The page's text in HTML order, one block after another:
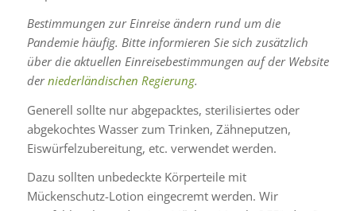
Bestimmungen zur Einreise ändern rund um die
Pandemie häufig. Bitte informieren Sie sich zusätzlich
über die aktuellen Einreisebestimmungen auf der Website
derniederländischen Regierung.
Generell sollte nur abgepacktes, sterilisiertes oder
abgekochtes Wasser zum Trinken, Zähneputzen,
Eiswürfelzubereitung, etc. verwendet werden.
Dazu sollten unbedeckte Körperteile mit
Mückenschutz-Lotion eingecremt werden. Wir